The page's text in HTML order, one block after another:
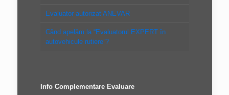
Evaluator autorizat ANEVAR
Când apelăm la “Evaluatorul EXPERT în
autovehicule rutiere”?
Info Complementare Evaluare